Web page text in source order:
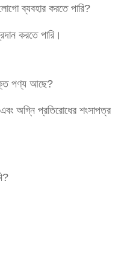
ব্যবহার করতে পারি?
করতে পারি।
পণ্য আছে?
অগ্নি প্রতিরোধের শংসাপত্র